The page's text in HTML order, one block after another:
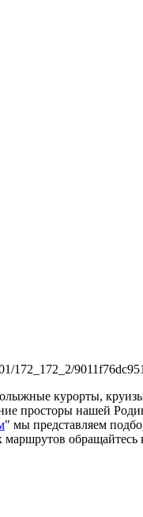
курорты,
просторы нашей
" мы представляем